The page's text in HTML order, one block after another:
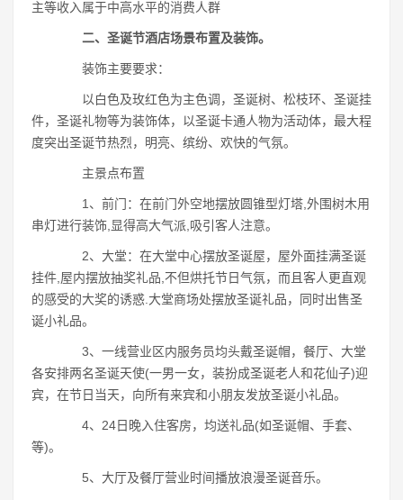
主等收入属于中高水平的消费人群
二、圣诞节酒店场景布置及装饰。
装饰主要要求：
以白色及玫红色为主色调，圣诞树、松枝环、圣诞挂
件，圣诞礼物等为装饰体，以圣诞卡通人物为活动体，最大程
度突出圣诞节热烈，明亮、缤纷、欢快的气氛。
主景点布置
1、前门：在前门外空地摆放圆锥型灯塔,外围树木用
串灯进行装饰,显得高大气派,吸引客人注意。
2、大堂：在大堂中心摆放圣诞屋，屋外面挂满圣诞
挂件,屋内摆放抽奖礼品,不但烘托节日气氛，而且客人更直观
的感受的大奖的诱惑.大堂商场处摆放圣诞礼品，同时出售圣
诞小礼品。
3、一线营业区内服务员均头戴圣诞帽，餐厅、大堂
各安排两名圣诞天使(一男一女，装扮成圣诞老人和花仙子)迎
宾，在节日当天，向所有来宾和小朋友发放圣诞小礼品。
4、24日晚入住客房，均送礼品(如圣诞帽、手套、
等)。
5、大厅及餐厅营业时间播放浪漫圣诞音乐。